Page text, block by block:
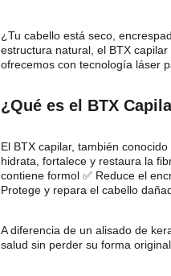
¿Tu cabello está seco,
estructura natural, el BTX
ofrecemos con tecnología láser
¿Qué es el BTX
El BTX capilar, también
hidrata, fortalece y restaura la
contiene formol ✅ Reduce el
Protege y repara el cabello
A diferencia de un alisado de
salud sin perder su forma original.